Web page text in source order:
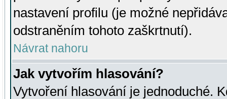
nastavení profilu (je možné
odstraněním tohoto zaškrtnutí).
Návrat nahoru
Jak vytvořím hlasování?
Vytvoření hlasování je jednoduché.